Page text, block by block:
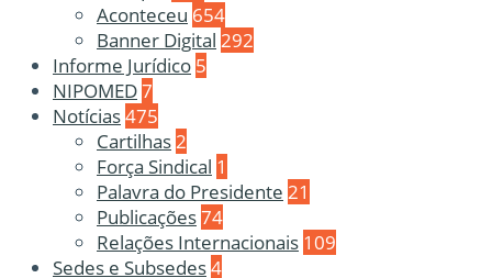
Aconteceu 654
Banner Digital 292
Informe Jurídico 5
NIPOMED7
Notícias475
Cartilhas2
Força Sindical 1
Palavra do Presidente 21
Publicações74
Relações Internacionais 109
Sedes e Subsedes4